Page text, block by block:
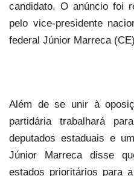
candidato. O anúncio foi
pelo vice-presidente
federal Júnior Marreca
Além de se unir à
partidária trabalhará
deputados estaduais e
Júnior Marreca disse
estados prioritários para